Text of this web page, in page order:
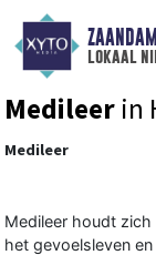
lokaal
Medileer in
Medileer
Medileer houdt
het gevoelsleven